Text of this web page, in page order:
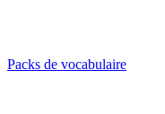
Packs de vocabulaire